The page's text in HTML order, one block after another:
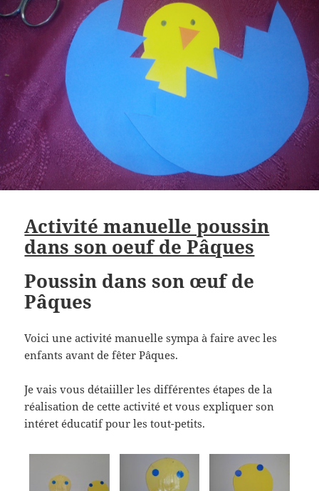
Activité manuelle poussin
dans son oeuf de Pâques
Poussin dans son œuf de
Pâques
Voici une activité manuelle sympa à faire avec les
enfants avant de fêter Pâques.
Je vais vous détaiiller les différentes étapes de la
réalisation de cette activité et vous expliquer son
intéret éducatif pour les tout-petits.